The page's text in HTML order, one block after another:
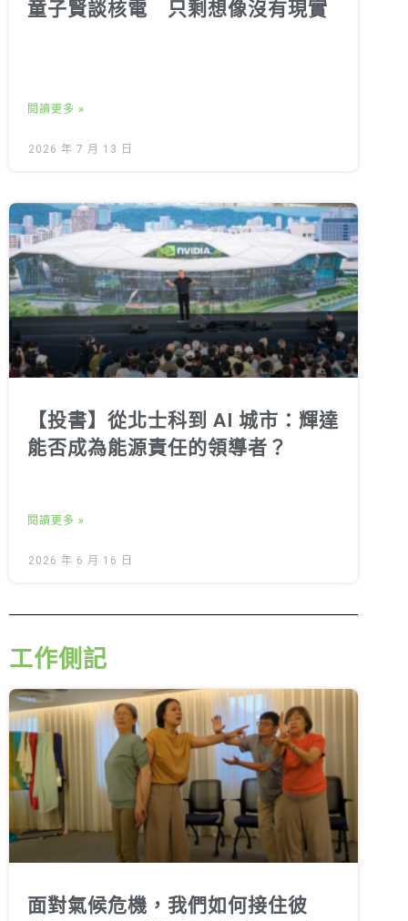
童子賢談核電 只剩想像沒有現實
閱讀更多 »
2026 年 7 月 13 日
【投書】從北士科到 AI 城市：輝達
能否成為能源責任的領導者？
閱讀更多 »
2026 年 6 月 16 日
工作側記
面對氣候危機，我們如何接住彼